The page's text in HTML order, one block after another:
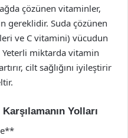
çözünen vitaminler,
gereklidir. Suda çözünen
ve C vitamini) vücudun
Yeterli miktarda vitamin
cilt sağlığını iyileştirir
Yolları